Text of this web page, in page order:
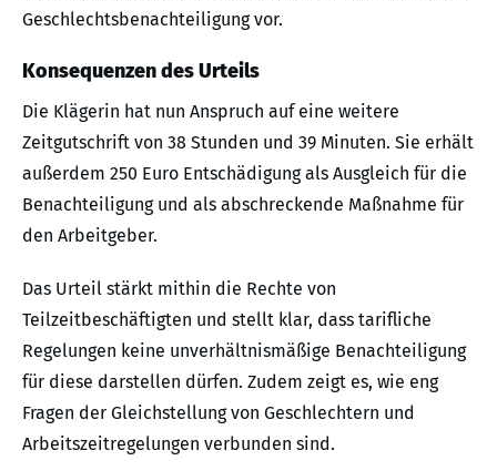
Geschlechtsbenachteiligung vor.
Konsequenzen des Urteils
Die Klägerin hat nun Anspruch auf eine weitere
Zeitgutschrift von 38 Stunden und 39 Minuten. Sie erhält
außerdem 250 Euro Entschädigung als Ausgleich für die
Benachteiligung und als abschreckende Maßnahme für
den Arbeitgeber.
Das Urteil stärkt mithin die Rechte von
Teilzeitbeschäftigten und stellt klar, dass tarifliche
Regelungen keine unverhältnismäßige Benachteiligung
für diese darstellen dürfen. Zudem zeigt es, wie eng
Fragen der Gleichstellung von Geschlechtern und
Arbeitszeitregelungen verbunden sind.